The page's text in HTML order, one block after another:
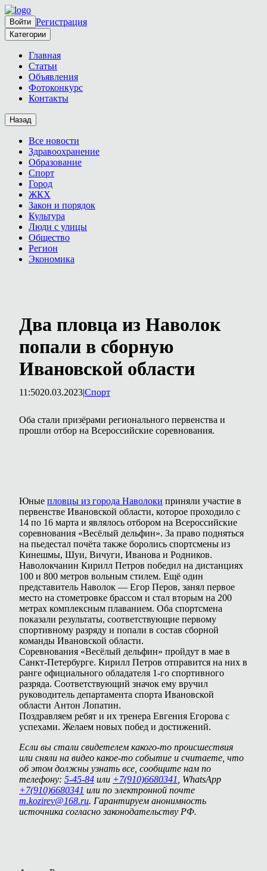
Войти Регистрация
Категории
Главная
Статьи
Объявления
Фотоконкурс
Контакты
Назад
Все новости
Здравоохранение
Образование
Спорт
Город
ЖКХ
Закон и порядок
Культура
Люди с улицы
Общество
Регион
Экономика
Два пловца из Наволок
попали в сборную
Ивановской области
11:5020.03.2023|Спорт
Оба стали призёрами регионального первенства и
прошли отбор на Всероссийские соревнования.
Юные пловцы из города Наволоки приняли участие в
первенстве Ивановской области, которое проходило с
14 по 16 марта и являлось отбором на Всероссийские
соревнования «Весёлый дельфин». За право подняться
на пьедестал почёта также боролись спортсмены из
Кинешмы, Шуи, Вичуги, Иванова и Родников.
Наволокчанин Кирилл Петров победил на дистанциях
100 и 800 метров вольным стилем. Ещё один
представитель Наволок — Егор Перов, занял первое
место на стометровке брассом и стал вторым на 200
метрах комплексным плаванием. Оба спортсмена
показали результаты, соответствующие первому
спортивному разряду и попали в состав сборной
команды Ивановской области.
Соревнования «Весёлый дельфин» пройдут в мае в
Санкт-Петербурге. Кирилл Петров отправится на них в
ранге официального обладателя 1-го спортивного
разряда. Соответствующий значок ему вручил
руководитель департамента спорта Ивановской
области Антон Лопатин.
Поздравляем ребят и их тренера Евгения Егорова с
успехами. Желаем новых побед и достижений.
Если вы стали свидетелем какого-то происшествия
или сняли на видео какое-то событие и считаете, что
об этом должны узнать все, сообщите нам по
телефону: 5-45-84 или +7(910)6680341
, WhatsApp
+7(910)6680341 или по электронной почте
m.kozirev@168.ru. Гарантируем анонимность
источника согласно законодательству РФ.